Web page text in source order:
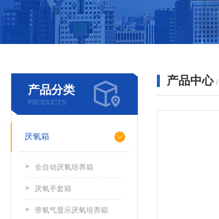
产品分类
PRODUCTS
厌氧箱
全自动厌氧培养箱
厌氧手套箱
带氧气显示厌氧培养箱
产品中心